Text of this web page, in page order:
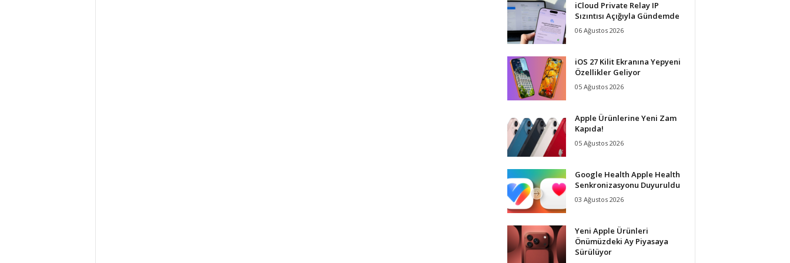
iCloud Private Relay IP
Sızıntısı Açığıyla Gündemde
06 Ağustos 2026
iOS 27 Kilit Ekranına Yepyeni
Özellikler Geliyor
05 Ağustos 2026
Apple Ürünlerine Yeni Zam
Kapıda!
05 Ağustos 2026
Google Health Apple Health
Senkronizasyonu Duyuruldu
03 Ağustos 2026
Yeni Apple Ürünleri
Önümüzdeki Ay Piyasaya
Sürülüyor